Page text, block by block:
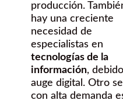
producción.
hay una creciente
necesidad de
especialistas en
tecnologías de la
información, debido
auge digital. Otro
con alta demanda